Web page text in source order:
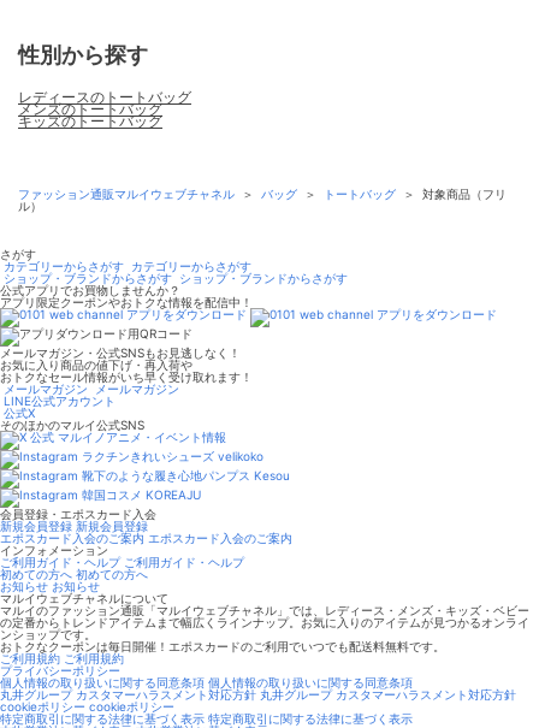
性別から探す
レディースのトートバッグ
メンズのトートバッグ
キッズのトートバッグ
ファッション通販マルイウェブチャネル ＞ バッグ ＞ トートバッグ ＞
対象商品（フリ
ル）
さがす
カテゴリーからさがす カテゴリーからさがす
ショップ・ブランドからさがす ショップ・ブランドからさがす
公式アプリでお買物しませんか？
アプリ限定クーポンやおトクな情報を配信中！
メールマガジン・公式SNSもお見逃しなく！
お気に入り商品の値下げ・再入荷や
おトクなセール情報がいち早く受け取れます！
メールマガジン
メールマガジン
LINE公式アカウント
公式X
そのほかのマルイ公式SNS
マルイノアニメ・イベント情報
ラクチンきれいシューズ velikoko
靴下のような履き心地パンプス Kesou
韓国コスメ KOREAJU
会員登録・エポスカード入会
新規会員登録 新規会員登録
エポスカード入会のご案内 エポスカード入会のご案内
インフォメーション
ご利用ガイド・ヘルプ ご利用ガイド・ヘルプ
初めての方へ 初めての方へ
お知らせ お知らせ
マルイウェブチャネルについて
マルイのファッション通販「マルイウェブチャネル」では、レディース・メンズ・キッズ・ベビー
の定番からトレンドアイテムまで幅広くラインナップ。お気に入りのアイテムが見つかるオンライ
ンショップです。
おトクなクーポンは毎日開催！エポスカードのご利用でいつでも配送料無料です。
ご利用規約 ご利用規約
プライバシーポリシー
個人情報の取り扱いに関する同意条項 個人情報の取り扱いに関する同意条項
丸井グループ カスタマーハラスメント対応方針 丸井グループ カスタマーハラスメント対応方針
cookieポリシー cookieポリシー
特定商取引に関する法律に基づく表示 特定商取引に関する法律に基づく表示